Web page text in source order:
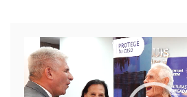
Reproductor
de
video